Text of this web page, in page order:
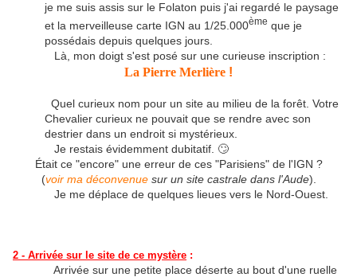
je me suis assis sur le Folaton puis j'ai regardé le paysage
et la merveilleuse carte IGN au 1/25.000ème que je
possédais depuis quelques jours.
Là, mon doigt s'est posé sur une curieuse inscription :
La Pierre Merlière !
Quel curieux nom pour un site au milieu de la forêt. Votre
Chevalier curieux ne pouvait que se rendre avec son
destrier dans un endroit si mystérieux.
Je restais évidemment dubitatif. 🙄
Était ce "encore" une erreur de ces "Parisiens" de l'IGN ?
(voir ma déconvenuesur un site castrale dans l'Aude).
Je me déplace de quelques lieues vers le Nord-Ouest.
2 - Arrivée sur le site de ce mystère :
Arrivée sur une petite place déserte au bout d'une ruelle